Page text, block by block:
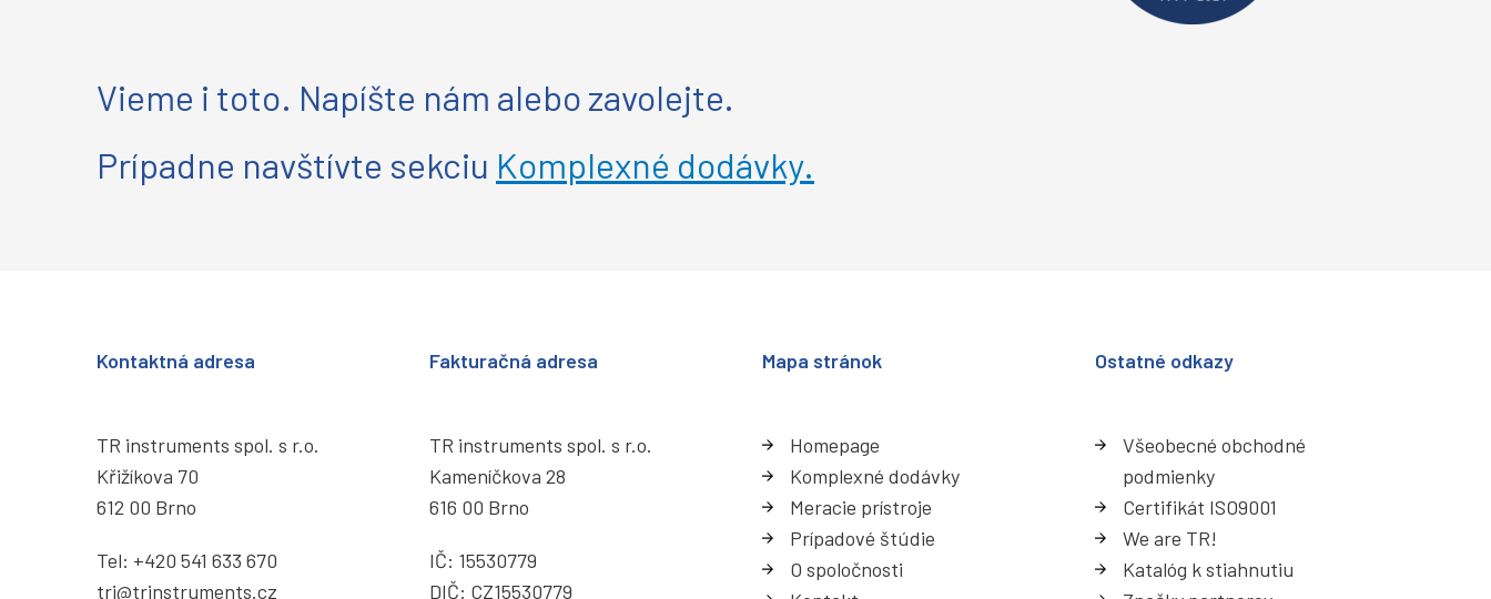
Vieme i toto. Napíšte nám alebo zavolejte.
Prípadne navštívte sekciu Komplexné dodávky.
Kontaktná adresa
TR instruments spol. s r.o.
Křižíkova 70
612 00 Brno
Tel: +420 541 633 670
tri@trinstruments.cz
Fakturačná adresa
TR instruments spol. s r.o.
Kameníčkova 28
616 00 Brno
IČ: 15530779
DIČ: CZ15530779
Mapa stránok
Homepage
Komplexné dodávky
Meracie prístroje
Prípadové štúdie
O spoločnosti
Ostatné odkazy
Všeobecné obchodné
podmienky
Certifikát ISO9001
We are TR!
Katalóg k stiahnutiu